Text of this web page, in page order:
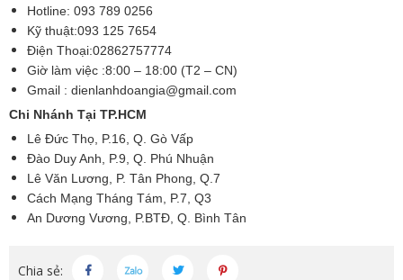
Hotline: 093 789 0256
Kỹ thuật:093 125 7654
Điện Thoại:02862757774
Giờ làm việc :8:00 – 18:00 (T2 – CN)
Gmail : dienlanhdoangia@gmail.com
Chi Nhánh Tại TP.HCM
Lê Đức Thọ, P.16, Q. Gò Vấp
Đào Duy Anh, P.9, Q. Phú Nhuận
Lê Văn Lương, P. Tân Phong, Q.7
Cách Mạng Tháng Tám, P.7, Q3
An Dương Vương, P.BTĐ, Q. Bình Tân
Chia sẻ: